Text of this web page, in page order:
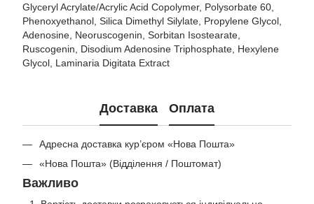
Glyceryl Acrylate/Acrylic Acid Copolymer, Polysorbate 60,
Phenoxyethanol, Silica Dimethyl Silylate, Propylene Glycol,
Adenosine, Neoruscogenin, Sorbitan Isostearate,
Ruscogenin, Disodium Adenosine Triphosphate, Hexylene
Glycol, Laminaria Digitata Extract
Доставка Оплата
Адресна доставка кур’єром «Нова Пошта»
«Нова Пошта» (Відділення / Поштомат)
Важливо